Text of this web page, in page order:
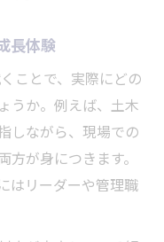
長体験
ことで、実際にどの
うか。例えば、土木
しながら、現場での
が身につきます。
はリーダーや管理職